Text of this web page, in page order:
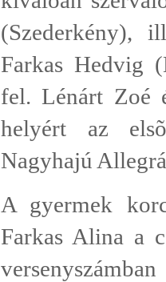
(Szederkény),
Farkas Hedvig
fel. Lénárt Zoé
helyért az
Nagyhajú
A gyermek
Farkas Alina a